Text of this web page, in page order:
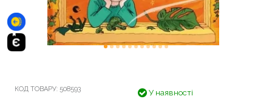
КОД ТОВАРУ: 508593 У наявності